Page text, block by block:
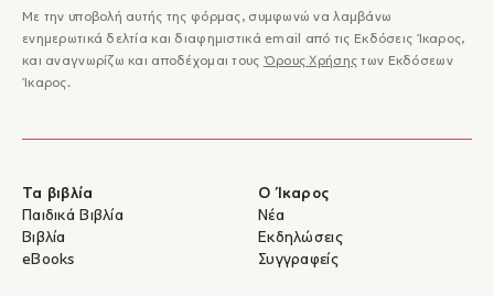
Με την υποβολή αυτής της φόρμας, συμφωνώ να λαμβάνω
ενημερωτικά δελτία και διαφημιστικά email από τις Εκδόσεις Ίκαρος,
και αναγνωρίζω και αποδέχομαι τους Όρους Χρήσης των Εκδόσεων
Ίκαρος.
Τα βιβλία
Παιδικά Βιβλία
Βιβλία
eBooks
Ο Ίκαρος
Νέα
Εκδηλώσεις
Συγγραφείς